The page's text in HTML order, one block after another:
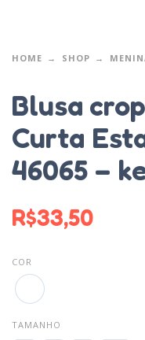
HOME SHOP
Blusa
Curta
46065 –
R$33,50
COR
TAMANHO